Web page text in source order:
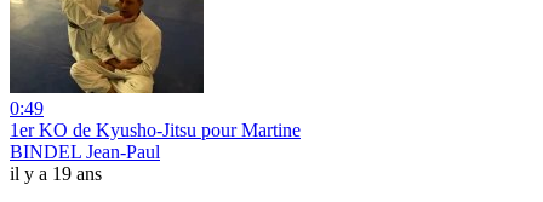
0:49
1er KO de Kyusho-Jitsu pour Martine
BINDEL Jean-Paul
il y a 19 ans